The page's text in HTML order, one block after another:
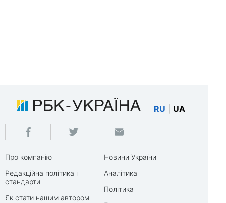
RU UA
Про компанію
Редакційна політика і
стандарти
Як стати нашим автором
Новини України
Аналітика
Політика